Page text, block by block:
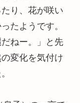
り、花が咲い
たようです。
だねー。」と先
変化を気付け